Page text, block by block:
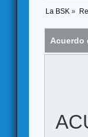
La BSK »
Acuerdo